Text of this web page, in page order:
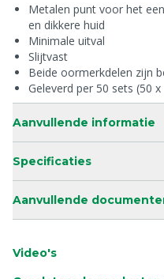
Metalen punt voor het
en dikkere huid
Minimale uitval
Slijtvast
Beide oormerkdelen zijn
Geleverd per 50 sets (50
Aanvullende informatie
Specificaties
Aanvullende
Video's